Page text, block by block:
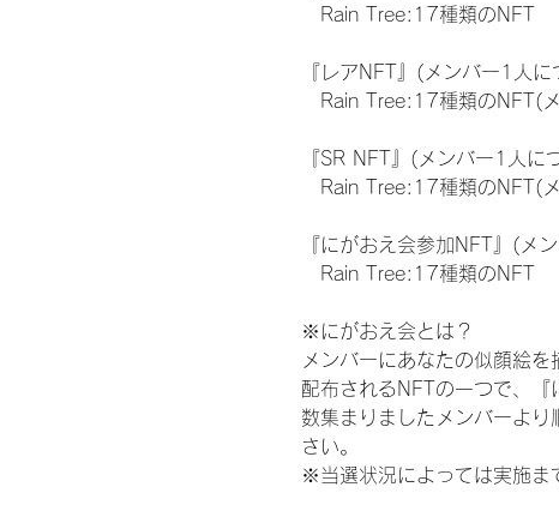
Rain Tree:17種類のNFT
『レアNFT』(メンバー1人
Rain Tree:17種類のNFT(メ
『SR NFT』(メンバー1人に
Rain Tree:17種類のNFT(メ
『にがおえ会参加NFT』(メ
Rain Tree:17種類のNFT
※にがおえ会とは？
メンバーにあなたの似顔絵
配布されるNFTの一つで、『
数集まりましたメンバーよ
さい。
※当選状況によっては実施ま